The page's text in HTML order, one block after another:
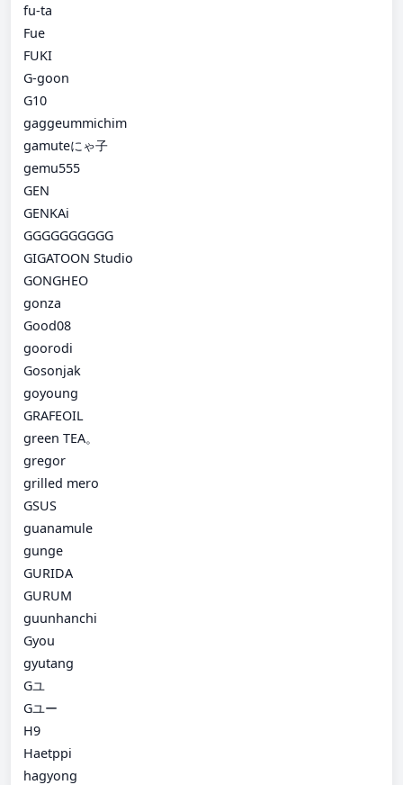
fu-ta
Fue
FUKI
G-goon
G10
gaggeummichim
gamuteにゃ子
gemu555
GEN
GENKAi
GGGGGGGGGG
GIGATOON Studio
GONGHEO
gonza
Good08
goorodi
Gosonjak
goyoung
GRAFEOIL
green TEA。
gregor
grilled mero
GSUS
guanamule
gunge
GURIDA
GURUM
guunhanchi
Gyou
gyutang
Gユ
Gユー
H9
Haetppi
hagyong